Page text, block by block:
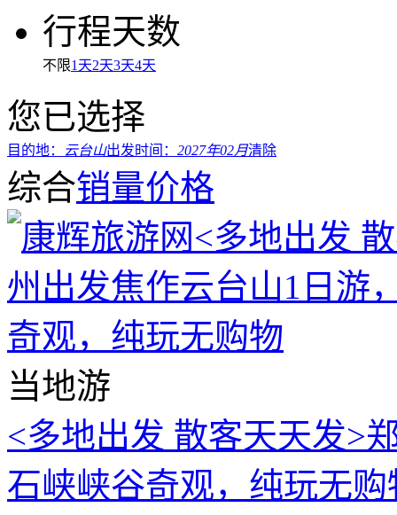
行程天数
不限1天2天3天4天
您已选择
目的地： 云台山出发时间： 2027年02月清除
综合销量价格
当地游
<多地出发 散客天天发>
石峡峡谷奇观，纯玩无购